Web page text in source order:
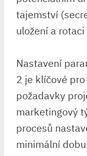
tajemství
uložení ⁢a
Nastavení
2⁤ je klíčové
požadavky
marketingový
procesů
minimální